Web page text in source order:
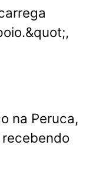
na Peruca,